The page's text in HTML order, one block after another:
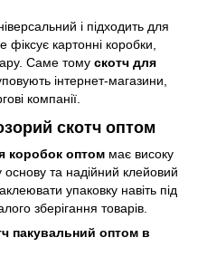
і підходить для
фіксує картонні коробки,
Саме тому скотч для
інтернет-магазини,
компанії.
скотч оптом
коробок оптом має високу
основу та надійний клейовий
упаковку навіть під
зберігання товарів.
пакувальний оптом в